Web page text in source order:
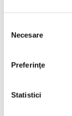
consimțământului
Necesare
Preferinţe
Statistici